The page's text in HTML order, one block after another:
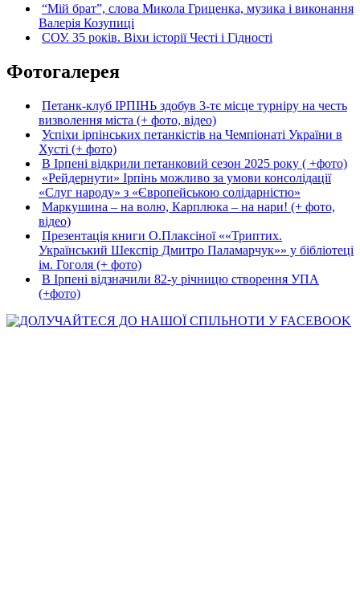
“Мій брат”, слова Микола Гриценка, музика і виконання
Валерія Козупиці
СОУ. 35 років. Віхи історії Честі і Гідності
Фотогалерея
Петанк-клуб ІРПІНЬ здобув 3-тє місце турніру на честь
визволення міста (+ фото, відео)
Успіхи ірпінських петанкістів на Чемпіонаті України в
Хусті (+ фото)
В Ірпені відкрили петанковий сезон 2025 року ( +фото)
«Рейдернути» Ірпінь можливо за умови консолідації
«Слуг народу» з «Європейською солідарністю»
Маркушина – на волю, Карплюка – на нари! (+ фото,
відео)
Презентація книги О.Плаксіної ««Триптих.
Український Шекспір Дмитро Паламарчук»» у бібліотеці
ім. Гоголя (+ фото)
В Ірпені відзначили 82-у річницю створення УПА
(+фото)